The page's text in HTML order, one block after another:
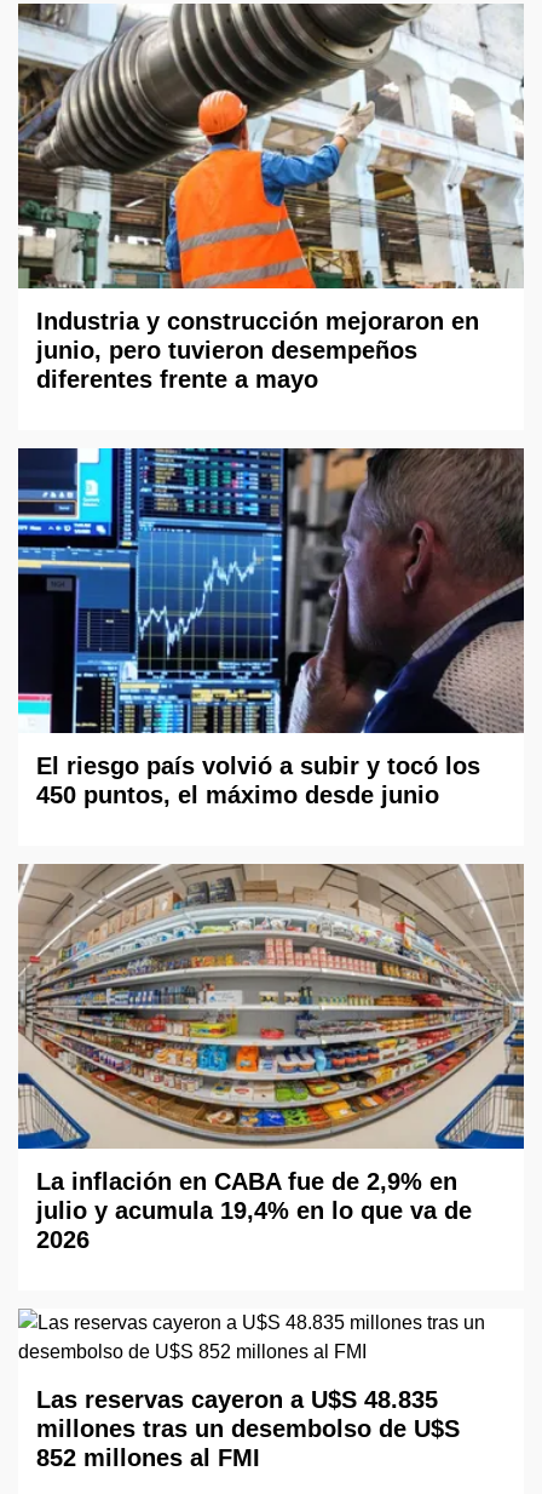
Industria y construcción mejoraron en
junio, pero tuvieron desempeños
diferentes frente a mayo
El riesgo país volvió a subir y tocó los
450 puntos, el máximo desde junio
La inflación en CABA fue de 2,9% en
julio y acumula 19,4% en lo que va de
2026
Las reservas cayeron a U$S 48.835
millones tras un desembolso de U$S
852 millones al FMI